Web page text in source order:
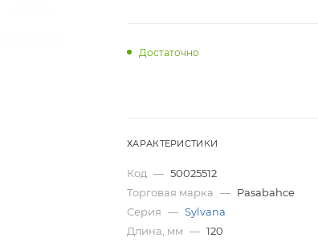
Достаточно
ХАРАКТЕРИСТИКИ
Код — 50025512
Торговая марка — Pasabahce
Серия — Sylvana
Длина, мм — 120